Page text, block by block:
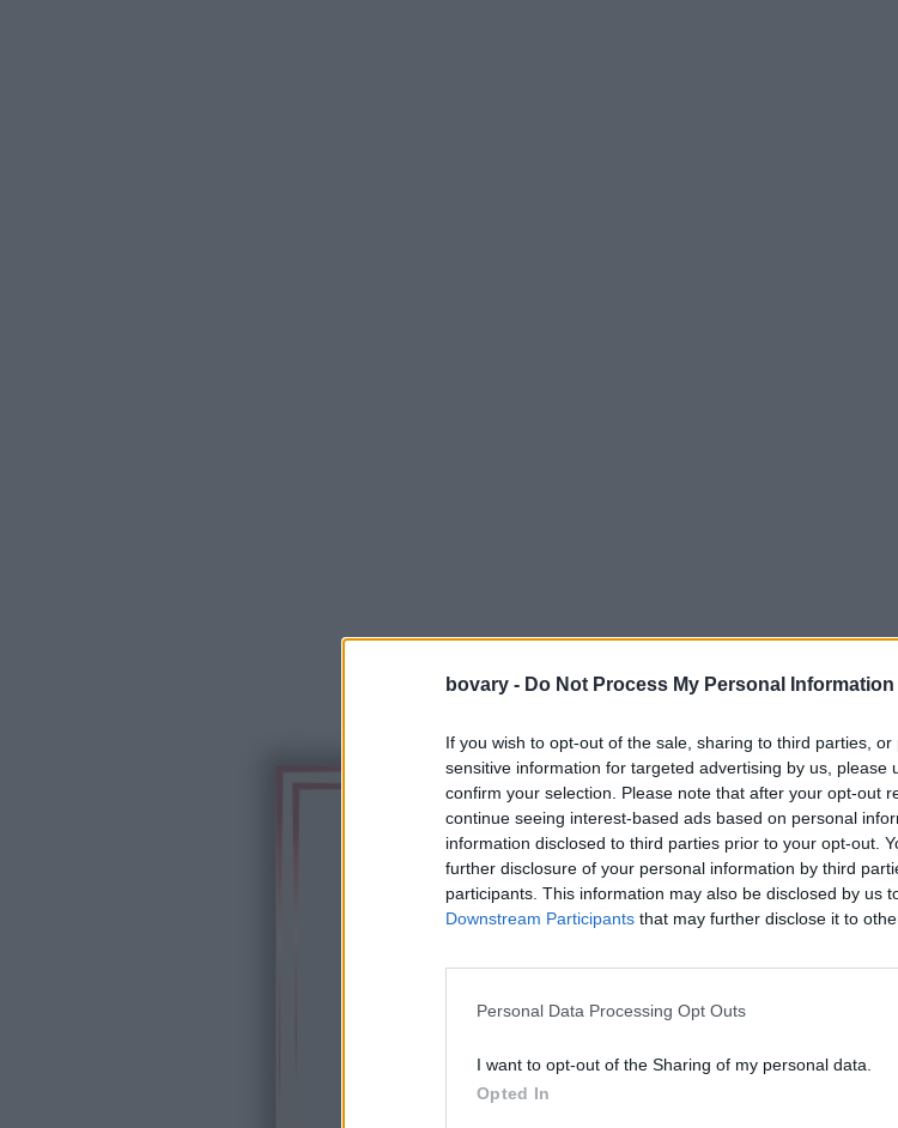
bovary - Do Not Process My Personal Information
If you wish to opt-out of the sale, sharing to third parties,
sensitive information for targeted advertising by us, please
confirm your selection. Please note that after your opt-out
continue seeing interest-based ads based on personal
information disclosed to third parties prior to your opt-out.
further disclosure of your personal information by third
participants. This information may also be disclosed by us
Downstream Participants that may further disclose it to
Personal Data Processing Opt Outs
I want to opt-out of the Sharing of my personal data.
Opted In